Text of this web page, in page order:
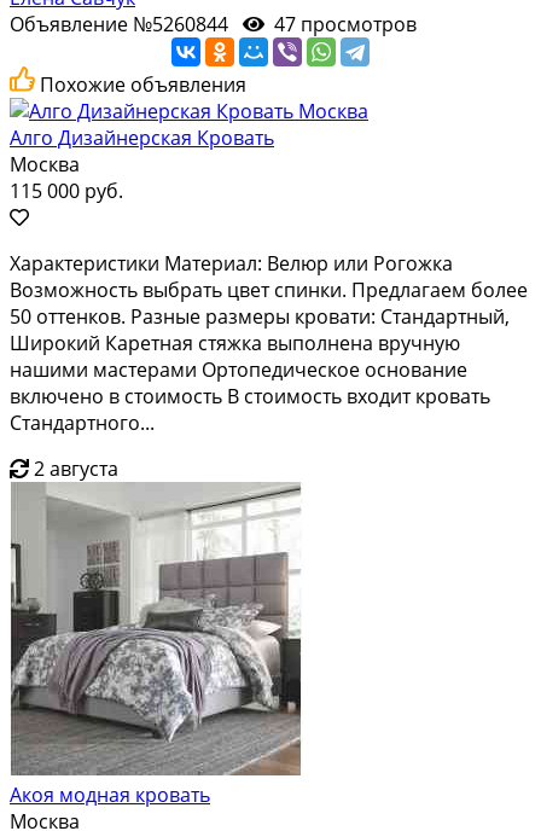
Объявление №5260844
47 просмотров
Похожие объявления
Алго Дизайнерская Кровать
Москва
115 000 руб.
Характеристики Материал: Велюр или Рогожка
Возможность выбрать цвет спинки. Предлагаем более
50 оттенков. Разные размеры кровати: Стандартный,
Широкий Каретная стяжка выполнена вручную
нашими мастерами Ортопедическое основание
включено в стоимость В стоимость входит кровать
Стандартного...
2 августа
Акоя модная кровать
Москва